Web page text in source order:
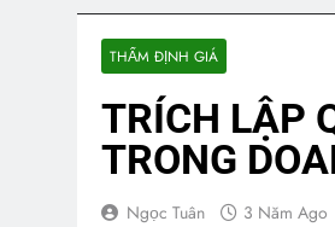
THẨM ĐỊNH GIÁ
TRÍCH LẬP
TRONG
Ngọc Tuân 3 Năm Ago